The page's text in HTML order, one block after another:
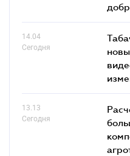
14.04
Сегодня
13.13
Сегодня